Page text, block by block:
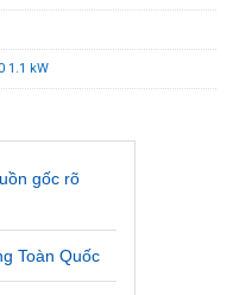
1.1 kW
gốc rõ
Toàn Quốc